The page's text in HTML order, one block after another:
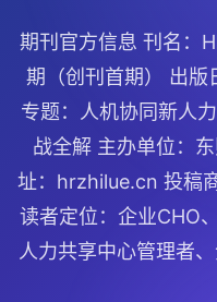
期刊官方信息 刊名：
期（创刊首期） 出
专题：人机协同新人
战全解 主办单位：
址：hrzhilue.cn 投稿
读者定位：企业CHO
人力共享中心管理者